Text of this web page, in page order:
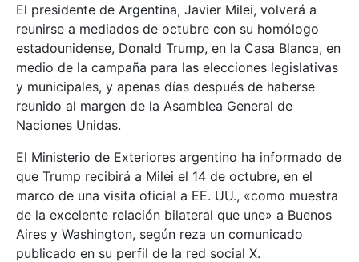
El presidente de Argentina, Javier Milei, volverá a
reunirse a mediados de octubre con su homólogo
estadounidense, Donald Trump, en la Casa Blanca, en
medio de la campaña para las elecciones legislativas
y municipales, y apenas días después de haberse
reunido al margen de la Asamblea General de
Naciones Unidas.
El Ministerio de Exteriores argentino ha informado de
que Trump recibirá a Milei el 14 de octubre, en el
marco de una visita oficial a EE. UU., «como muestra
de la excelente relación bilateral que une» a Buenos
Aires y Washington, según reza un comunicado
publicado en su perfil de la red social X.